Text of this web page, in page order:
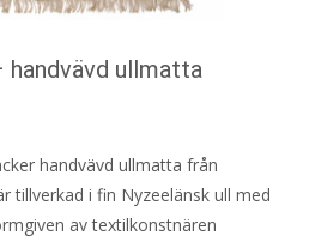
ullmatta
handvävd ullmatta från
tillverkad i fin Nyzeelänsk ull med
av textilkonstnären